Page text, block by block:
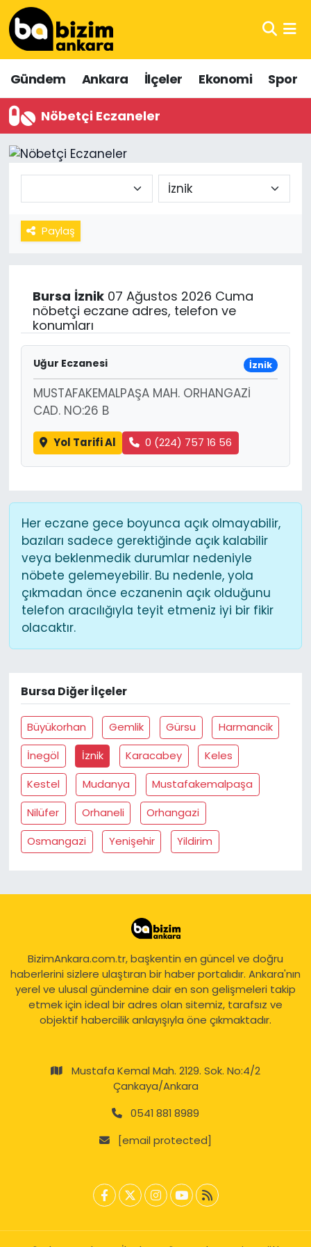
Gündem Ankara İlçeler Ekonomi Spor
Nöbetçi Eczaneler
Paylaş
Bursa İznik07 Ağustos 2026 Cuma
nöbetçi eczane adres, telefon ve
konumları
Uğur Eczanesi İznik
MUSTAFAKEMALPAŞA MAH. ORHANGAZİ
CAD. NO:26 B
Yol Tarifi Al 0 (224) 757 16 56
Her eczane gece boyunca açık olmayabilir,
bazıları sadece gerektiğinde açık kalabilir
veya beklenmedik durumlar nedeniyle
nöbete gelemeyebilir. Bu nedenle, yola
çıkmadan önce eczanenin açık olduğunu
telefon aracılığıyla teyit etmeniz iyi bir fikir
olacaktır.
Bursa Diğer İlçeler
Büyükorhan Gemlik Gürsu
Harmancik
İnegöl
İznik Karacabey
Keles
Kestel
Mudanya
Mustafakemalpaşa
Nilüfer
Orhaneli
Orhangazi
Osmangazi
Yenişehir Yildirim
BizimAnkara.com.tr, başkentin en güncel ve doğru
haberlerini sizlere ulaştıran bir haber portalıdır. Ankara'nın
yerel ve ulusal gündemine dair en son gelişmeleri takip
etmek için ideal bir adres olan sitemiz, tarafsız ve
objektif habercilik anlayışıyla öne çıkmaktadır.
Mustafa Kemal Mah. 2129. Sok. No:4/2
Çankaya/Ankara
0541 881 8989
[email protected]
Hava Durumu
Trafik Durumu
Süper Lig Puan Durumu ve Fikstür
Tüm Manşetler
Son Dakika Haberleri
Haber Arşivi